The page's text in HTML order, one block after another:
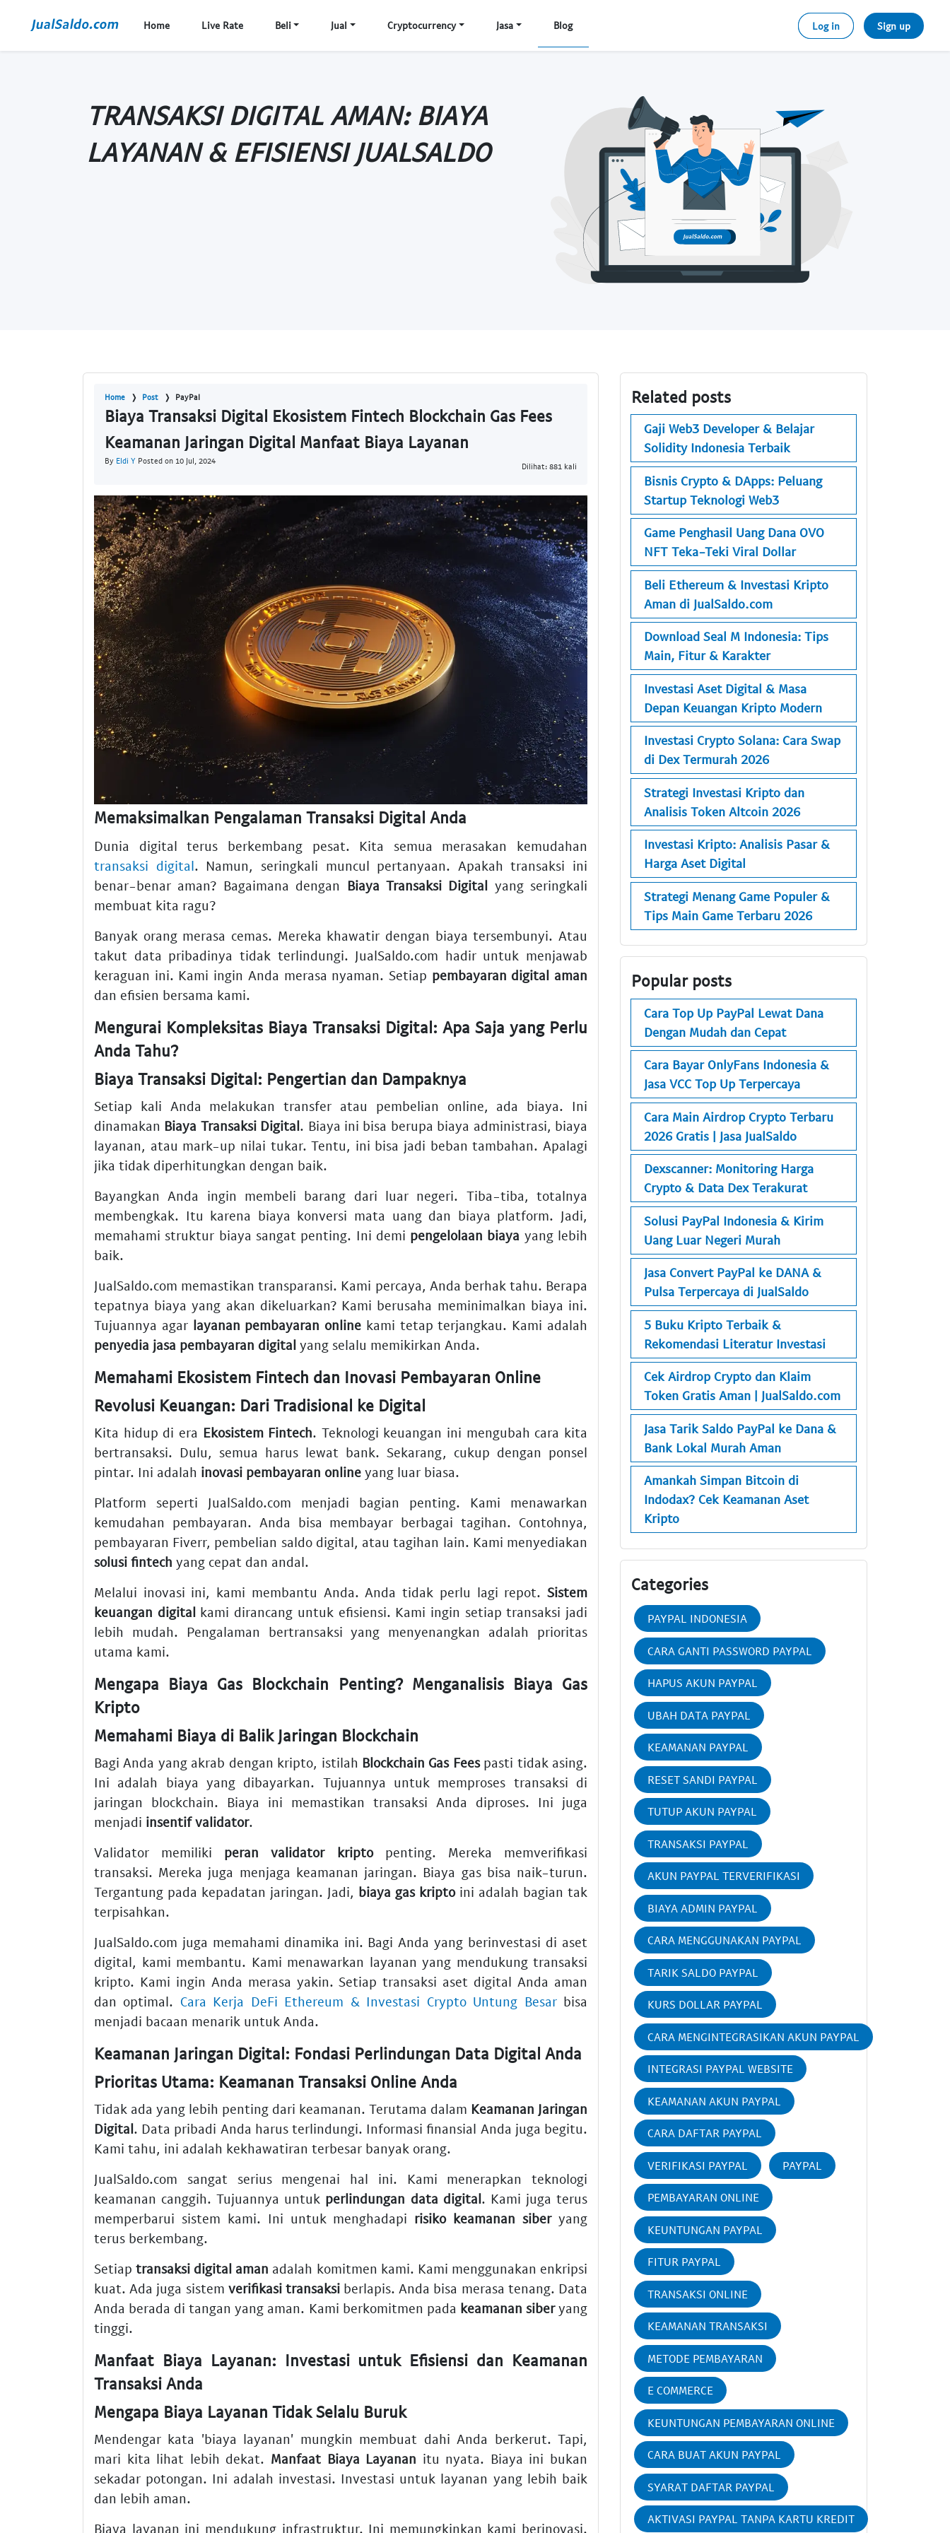
Home Live Rate Beli Jual Cryptocurrency Jasa Blog Log in Sign up
TRANSAKSI DIGITAL AMAN: BIAYA
LAYANAN & EFISIENSI JUALSALDO
Home Post PayPal
Biaya Transaksi Digital Ekosistem Fintech Blockchain Gas Fees
Keamanan Jaringan Digital Manfaat Biaya Layanan
By Eldi Y Posted on 10 Jul, 2024
Dilihat: 881 kali
Memaksimalkan Pengalaman Transaksi Digital Anda
Dunia digital terus berkembang pesat. Kita semua merasakan kemudahan
transaksi digital. Namun, seringkali muncul pertanyaan. Apakah transaksi ini
benar-benar aman? Bagaimana dengan
Biaya Transaksi Digital yang seringkali
membuat kita ragu?
Banyak orang merasa cemas. Mereka khawatir dengan biaya tersembunyi. Atau
takut data pribadinya tidak terlindungi. JualSaldo.com hadir untuk menjawab
keraguan ini. Kami ingin Anda merasa nyaman. Setiap pembayaran digital aman
dan efisien bersama kami.
Mengurai Kompleksitas Biaya Transaksi Digital: Apa Saja yang Perlu
Anda Tahu?
Biaya Transaksi Digital: Pengertian dan Dampaknya
Setiap kali Anda melakukan transfer atau pembelian online, ada biaya. Ini
dinamakan Biaya Transaksi Digital. Biaya ini bisa berupa biaya administrasi, biaya
layanan, atau mark-up nilai tukar. Tentu, ini bisa jadi beban tambahan. Apalagi
jika tidak diperhitungkan dengan baik.
Bayangkan Anda ingin membeli barang dari luar negeri. Tiba-tiba, totalnya
membengkak. Itu karena biaya konversi mata uang dan biaya platform. Jadi,
memahami struktur biaya sangat penting. Ini demi pengelolaan biaya yang lebih
baik.
JualSaldo.com memastikan transparansi. Kami percaya, Anda berhak tahu. Berapa
tepatnya biaya yang akan dikeluarkan? Kami berusaha meminimalkan biaya ini.
Tujuannya agar layanan pembayaran online kami tetap terjangkau. Kami adalah
penyedia jasa pembayaran digital yang selalu memikirkan Anda.
Memahami Ekosistem Fintech dan Inovasi Pembayaran Online
Revolusi Keuangan: Dari Tradisional ke Digital
Kita hidup di era Ekosistem Fintech. Teknologi keuangan ini mengubah cara kita
bertransaksi. Dulu, semua harus lewat bank. Sekarang, cukup dengan ponsel
pintar. Ini adalah inovasi pembayaran online yang luar biasa.
Platform seperti JualSaldo.com menjadi bagian penting. Kami menawarkan
kemudahan pembayaran. Anda bisa membayar berbagai tagihan. Contohnya,
pembayaran Fiverr, pembelian saldo digital, atau tagihan lain. Kami menyediakan
solusi fintech yang cepat dan andal.
Melalui inovasi ini, kami membantu Anda. Anda tidak perlu lagi repot. Sistem
keuangan digitalkami dirancang untuk efisiensi. Kami ingin setiap transaksi jadi
lebih mudah. Pengalaman bertransaksi yang menyenangkan adalah prioritas
utama kami.
Mengapa Biaya Gas Blockchain Penting? Menganalisis Biaya Gas
Kripto
Memahami Biaya di Balik Jaringan Blockchain
Bagi Anda yang akrab dengan kripto, istilah Blockchain Gas Feespasti tidak asing.
Ini adalah biaya yang dibayarkan. Tujuannya untuk memproses transaksi di
jaringan blockchain. Biaya ini memastikan transaksi Anda diproses. Ini juga
menjadi insentif validator.
Validator memiliki peran validator kriptopenting. Mereka memverifikasi
transaksi. Mereka juga menjaga keamanan jaringan. Biaya gas bisa naik-turun.
Tergantung pada kepadatan jaringan. Jadi, biaya gas kriptoini adalah bagian tak
terpisahkan.
JualSaldo.com juga memahami dinamika ini. Bagi Anda yang berinvestasi di aset
digital, kami membantu. Kami menawarkan layanan yang mendukung transaksi
kripto. Kami ingin Anda merasa yakin. Setiap transaksi aset digital Anda aman
dan optimal. Cara Kerja DeFi Ethereum & Investasi Crypto Untung Besarbisa
menjadi bacaan menarik untuk Anda.
Keamanan Jaringan Digital: Fondasi Perlindungan Data Digital Anda
Prioritas Utama: Keamanan Transaksi Online Anda
Tidak ada yang lebih penting dari keamanan. Terutama dalam Keamanan Jaringan
Digital. Data pribadi Anda harus terlindungi. Informasi finansial Anda juga begitu.
Kami tahu, ini adalah kekhawatiran terbesar banyak orang.
JualSaldo.com sangat serius mengenai hal ini. Kami menerapkan teknologi
keamanan canggih. Tujuannya untuk perlindungan data digital. Kami juga terus
memperbarui sistem kami. Ini untuk menghadapi risiko keamanan siberyang
terus berkembang.
Setiaptransaksi digital aman adalah komitmen kami. Kami menggunakan enkripsi
kuat. Ada juga sistem verifikasi transaksiberlapis. Anda bisa merasa tenang. Data
Anda berada di tangan yang aman. Kami berkomitmen pada keamanan siberyang
tinggi.
Manfaat Biaya Layanan: Investasi untuk Efisiensi dan Keamanan
Transaksi Anda
Mengapa Biaya Layanan Tidak Selalu Buruk
Mendengar kata 'biaya layanan' mungkin membuat dahi Anda berkerut. Tapi,
mari kita lihat lebih dekat. Manfaat Biaya Layanan itu nyata. Biaya ini bukan
sekadar potongan. Ini adalah investasi. Investasi untuk layanan yang lebih baik
dan lebih aman.
Biaya layanan ini mendukung infrastruktur. Ini memungkinkan kami berinovasi.
Related posts
Gaji Web3 Developer & Belajar
Solidity Indonesia Terbaik
Bisnis Crypto & DApps: Peluang
Startup Teknologi Web3
Game Penghasil Uang Dana OVO
NFT Teka-Teki Viral Dollar
Beli Ethereum & Investasi Kripto
Aman di JualSaldo.com
Download Seal M Indonesia: Tips
Main, Fitur & Karakter
Investasi Aset Digital & Masa
Depan Keuangan Kripto Modern
Investasi Crypto Solana: Cara Swap
di Dex Termurah 2026
Strategi Investasi Kripto dan
Analisis Token Altcoin 2026
Investasi Kripto: Analisis Pasar &
Harga Aset Digital
Strategi Menang Game Populer &
Tips Main Game Terbaru 2026
Popular posts
Cara Top Up PayPal Lewat Dana
Dengan Mudah dan Cepat
Cara Bayar OnlyFans Indonesia &
Jasa VCC Top Up Terpercaya
Cara Main Airdrop Crypto Terbaru
2026 Gratis | Jasa JualSaldo
Dexscanner: Monitoring Harga
Crypto & Data Dex Terakurat
Solusi PayPal Indonesia & Kirim
Uang Luar Negeri Murah
Jasa Convert PayPal ke DANA &
Pulsa Terpercaya di JualSaldo
5 Buku Kripto Terbaik &
Rekomendasi Literatur Investasi
Cek Airdrop Crypto dan Klaim
Token Gratis Aman | JualSaldo.com
Jasa Tarik Saldo PayPal ke Dana &
Bank Lokal Murah Aman
Amankah Simpan Bitcoin di
Indodax? Cek Keamanan Aset
Kripto
Categories
PAYPAL INDONESIA
CARA GANTI PASSWORD PAYPAL
HAPUS AKUN PAYPAL
UBAH DATA PAYPAL
KEAMANAN PAYPAL
RESET SANDI PAYPAL
TUTUP AKUN PAYPAL
TRANSAKSI PAYPAL
AKUN PAYPAL TERVERIFIKASI
BIAYA ADMIN PAYPAL
CARA MENGGUNAKAN PAYPAL
TARIK SALDO PAYPAL
KURS DOLLAR PAYPAL
CARA MENGINTEGRASIKAN AKUN PAYPAL
INTEGRASI PAYPAL WEBSITE
KEAMANAN AKUN PAYPAL
CARA DAFTAR PAYPAL
VERIFIKASI PAYPAL PAYPAL
PEMBAYARAN ONLINE
KEUNTUNGAN PAYPAL
FITUR PAYPAL
TRANSAKSI ONLINE
KEAMANAN TRANSAKSI
METODE PEMBAYARAN
E COMMERCE
KEUNTUNGAN PEMBAYARAN ONLINE
CARA BUAT AKUN PAYPAL
SYARAT DAFTAR PAYPAL
AKTIVASI PAYPAL TANPA KARTU KREDIT